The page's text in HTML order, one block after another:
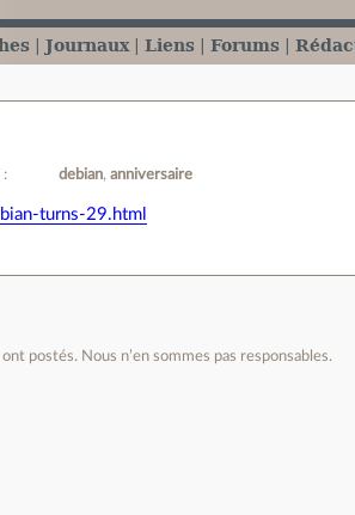
Journaux Liens Forums
: debian anniversaire
turns-29.html
postés. Nous n’en sommes pas responsables.